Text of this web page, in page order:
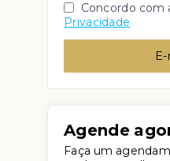
Concordo com
Privacidade
Agende
Faça um